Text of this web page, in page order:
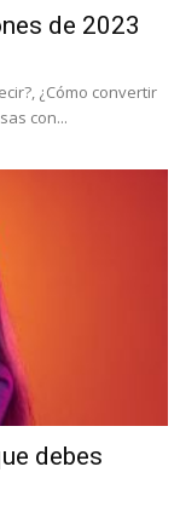
de 2023
¿Cómo convertir
con...
debes